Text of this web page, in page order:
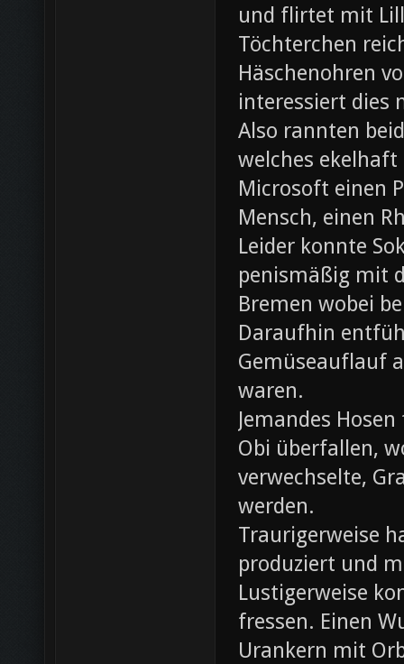
und flirtet mit
Töchterchen
Häschenohren
interessiert dies
Also rannten
welches
Microsoft einen
Mensch, einen
Leider konnte
penismäßig mit
Bremen wobei
Daraufhin
Gemüseauflauf
waren.
Jemandes
Obi überfallen,
verwechselte,
werden.
Traurigerweise
produziert und
Lustigerweise
fressen. Einen
Urankern mit